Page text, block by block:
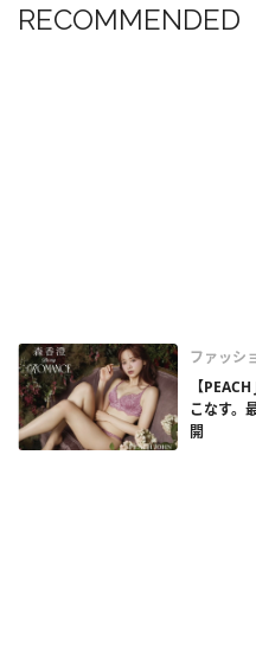
RECOMMENDED
ファッシ
【
こなす。
開